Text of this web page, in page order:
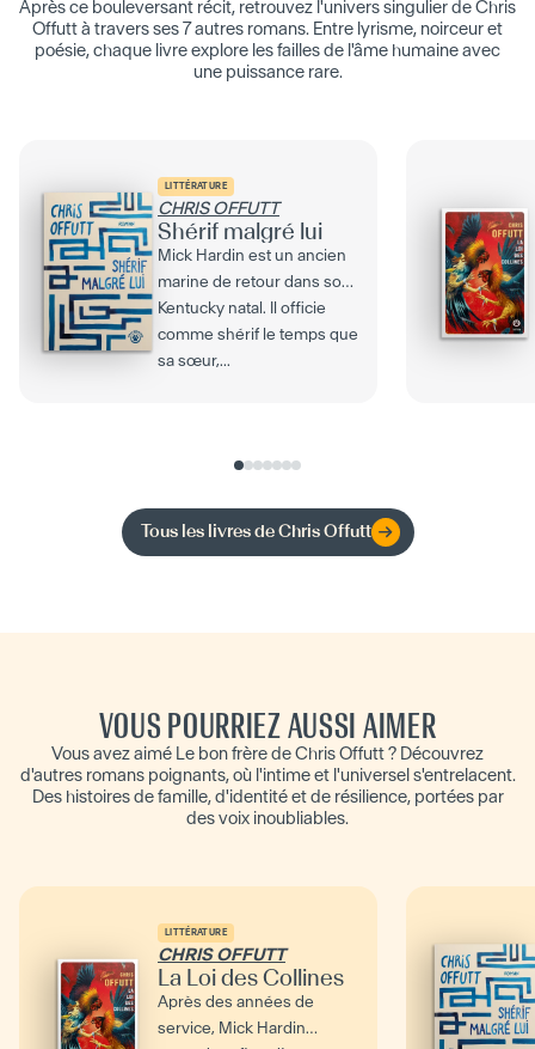
Après ce bouleversant récit, retrouvez l'univers singulier de Chris
Offutt à travers ses 7 autres romans. Entre lyrisme, noirceur et
poésie, chaque livre explore les failles de l'âme humaine avec
une puissance rare.
LITTÉRATURE
CHRIS OFFUTT
Shérif malgré lui
Mick Hardin est un ancien
marine de retour dans son
Kentucky natal. Il officie
comme shérif le temps que
sa sœur,...
Tous les livres deChris Offutt
VOUS POURRIEZ AUSSI AIMER
Vous avez aimé Le bon frère de Chris Offutt ? Découvrez
d'autres romans poignants, où l'intime et l'universel s'entrelacent.
Des histoires de famille, d'identité et de résilience, portées par
des voix inoubliables.
LITTÉRATURE
CHRIS OFFUTT
La Loi des Collines
Après des années de
service, Mick Hardin